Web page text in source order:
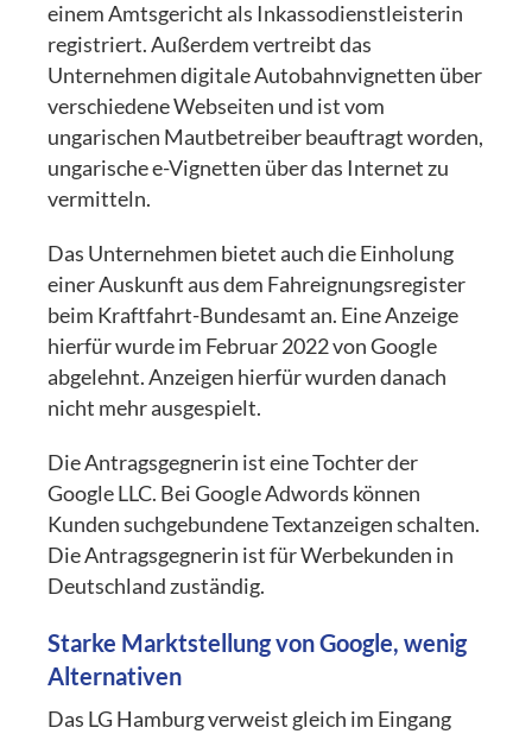
einem Amtsgericht als Inkassodienstleisterin
registriert. Außerdem vertreibt das
Unternehmen digitale Autobahnvignetten über
verschiedene Webseiten und ist vom
ungarischen Mautbetreiber beauftragt worden,
ungarische e-Vignetten über das Internet zu
vermitteln.
Das Unternehmen bietet auch die Einholung
einer Auskunft aus dem Fahreignungsregister
beim Kraftfahrt-Bundesamt an. Eine Anzeige
hierfür wurde im Februar 2022 von Google
abgelehnt. Anzeigen hierfür wurden danach
nicht mehr ausgespielt.
Die Antragsgegnerin ist eine Tochter der
Google LLC. Bei Google Adwords können
Kunden suchgebundene Textanzeigen schalten.
Die Antragsgegnerin ist für Werbekunden in
Deutschland zuständig.
Starke Marktstellung von Google, wenig
Alternativen
Das LG Hamburg verweist gleich im Eingang